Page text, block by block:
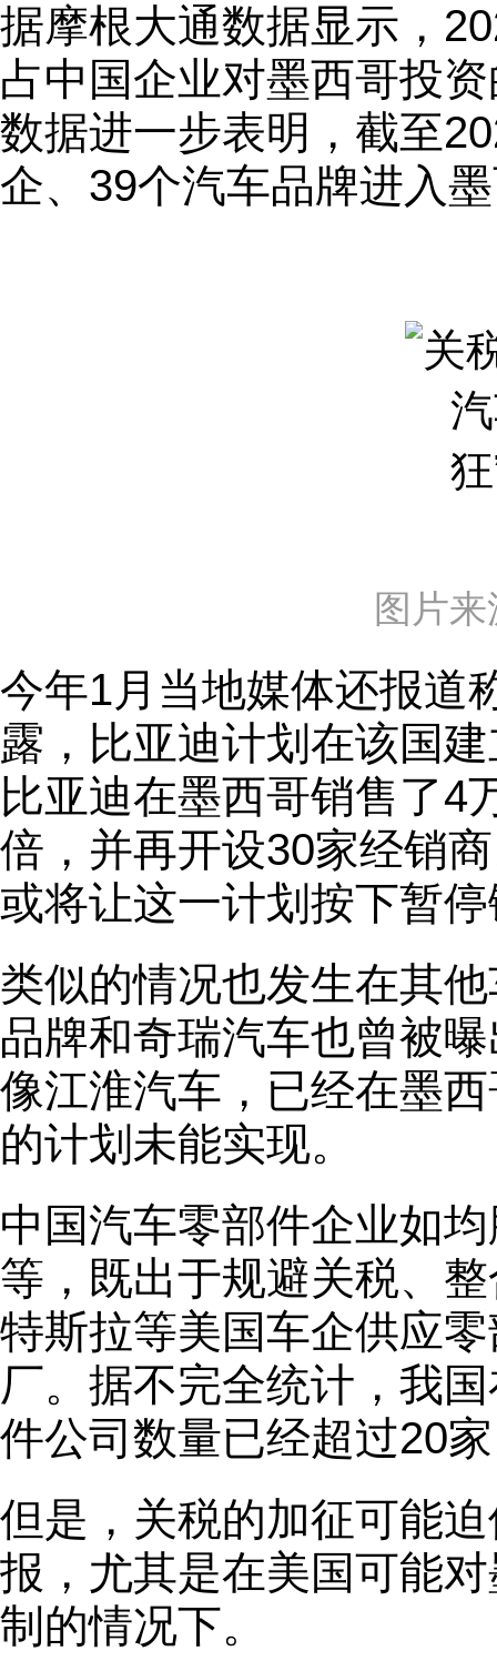
据摩根大通数据显示，
占中国企业对墨西哥投
数据进一步表明，截至
企、39个汽车品牌进入
图片
今年1月当地媒体还报道
露，比亚迪计划在该国
比亚迪在墨西哥销售了4
倍，并再开设30家经销
或将让这一计划按下暂
类似的情况也发生在其
品牌和奇瑞汽车也曾被
像江淮汽车，已经在墨
的计划未能实现。
中国汽车零部件企业如
等，既出于规避关税、
特斯拉等美国车企供应
厂。据不完全统计，我
件公司数量已经超过20
但是，关税的加征可能
报，尤其是在美国可能
制的情况下。